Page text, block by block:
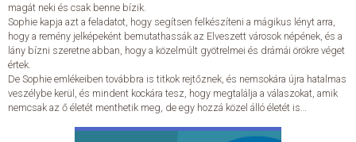
magát neki és csak benne bízik.
Sophie kapja azt a feladatot, hogy segítsen felkészíteni a mágikus lényt arra,
hogy a remény jelképeként bemutathassák az Elveszett városok népének, és a
lány bízni szeretne abban, hogy a közelmúlt gyötrelmei és drámái örökre véget
értek.
De Sophie emlékeiben továbbra is titkok rejtőznek, és nemsokára újra hatalmas
veszélybe kerül, és mindent kockára tesz, hogy megtalálja a válaszokat, amik
nemcsak az ő életét menthetik meg, de egy hozzá közel álló életét is…